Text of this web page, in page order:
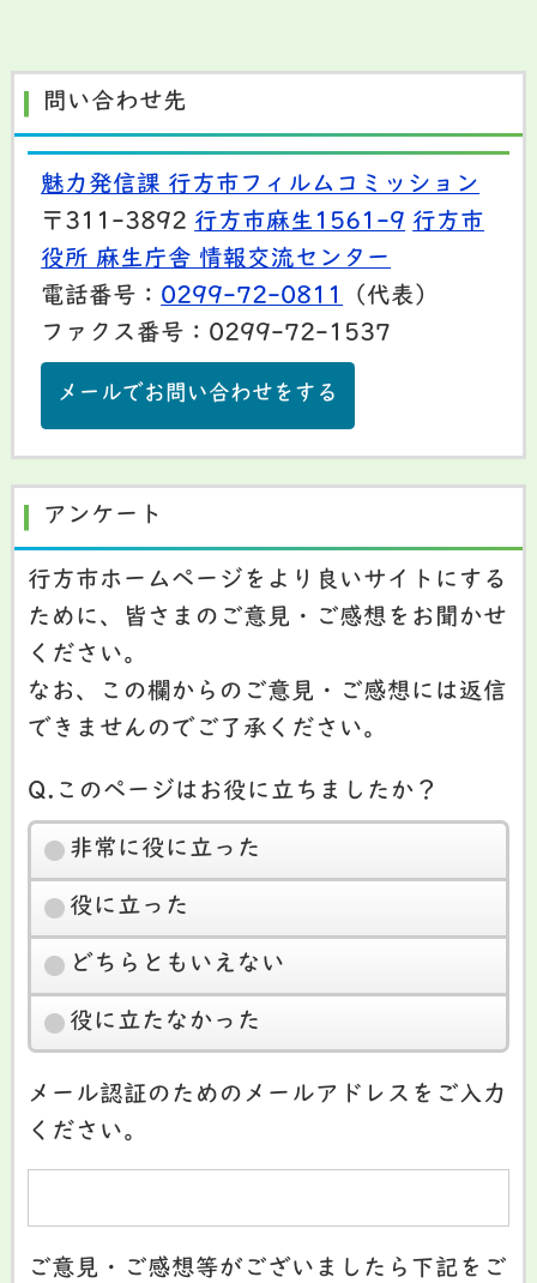
問い合わせ先
魅力発信課 行方市フィルムコミッション
〒311-3892 行方市麻生1561-9 行方市
役所 麻生庁舎 情報交流センター
電話番号： 0299-72-0811
（代表）
ファクス番号：0299-72-1537
メールでお問い合わせをする
アンケート
行方市ホームページをより良いサイトにする
ために、皆さまのご意見・ご感想をお聞かせ
ください。
なお、この欄からのご意見・ご感想には返信
できませんのでご了承ください。
Q.このページはお役に立ちましたか？
非常に役に立った
役に立った
どちらともいえない
役に立たなかった
メール認証のためのメールアドレスをご入力
ください。
ご意見・ご感想等がございましたら下記をご